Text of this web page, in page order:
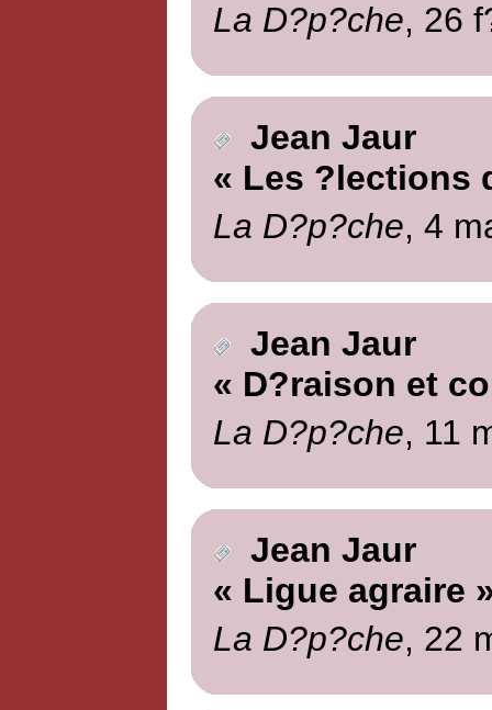
La D?p?che, 26
Jean Jaur
« Les ?lections
La D?p?che, 4
Jean Jaur
« D?raison et
La D?p?che, 11
Jean Jaur
« Ligue agraire
La D?p?che, 22